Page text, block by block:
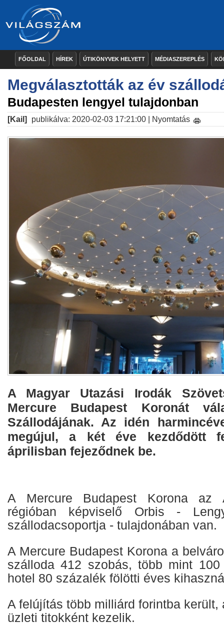
FŐOLDAL HÍREK ÚTIKÖNYVEK HELYETT MÉDIASZEREPLÉS
Megválasztották az év
Budapesten lengyel tulajdonban
[Kail] publikálva: 2020-02-03 17:21:00 | Nyomtatás
A Magyar Utazási Irodák
Mercure Budapest Koronát
Szállodájának. Az idén
megújul, a két éve kezdődött
áprilisban fejeződnek be.
A Mercure Budapest Korona az
régióban képviselő Orbis -
szállodacsoportja - tulajdonában van.
A Mercure Budapest Korona a
szálloda 412 szobás, több mint
hotel 80 százalék fölötti éves
A felújítás több milliárd forintba került,
üzleti titokként kezelik.